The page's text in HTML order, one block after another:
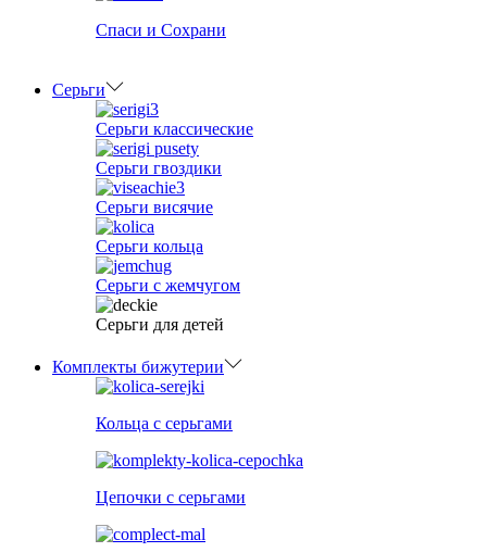
Спаси и Сохрани
Серьги
Серьги классические
Серьги гвоздики
Серьги висячие
Серьги кольца
Серьги с жемчугом
Серьги для детей
Комплекты бижутерии
Кольца с серьгами
Цепочки с серьгами